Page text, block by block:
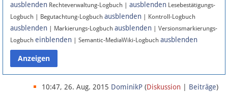
Anmelden
Datenschutz
Über Lobbypedia
ausblenden Rechteverwaltung-Logbuch | ausblenden Lesebestätigungs-
Logbuch | Begutachtung-Logbuch ausblenden | Kontroll-Logbuch
ausblenden | Markierungs-Logbuch ausblenden | Versionsmarkierungs-
Logbuch einblenden | Semantic-MediaWiki-Logbuch ausblenden
10:47, 26. Aug. 2015 DominikP (Diskussion Beiträge)